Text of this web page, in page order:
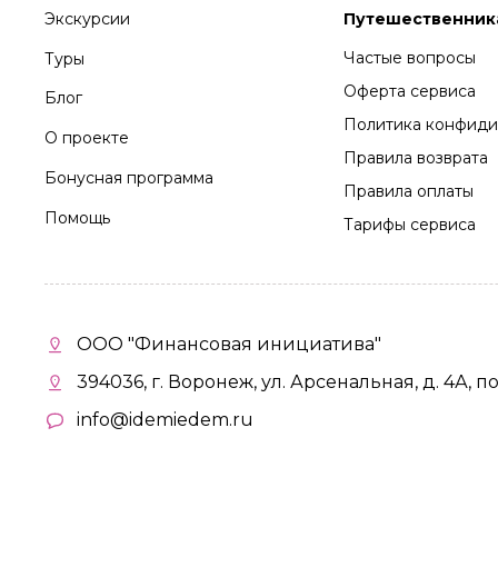
Экскурсии
Туры
Блог
О проекте
Бонусная программа
Помощь
Частые вопросы
Оферта сервиса
Политика
Правила возврата
Правила оплаты
Тарифы сервиса
ООО "Финансовая инициатива"
394036, г. Воронеж, ул. Арсенальная, д. 4А,
info@idemiedem.ru